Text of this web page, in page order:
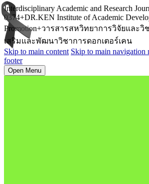
Interdisciplinary Academic and Research
0374+DR.KEN Institute of Academic
Promotion+วารสารสหวิทยาการวิจัยและ
เสริมและพัฒนาวิชาการดอกเตอร์เคน
Skip to main content Skip to main navigation
footer
Open Menu